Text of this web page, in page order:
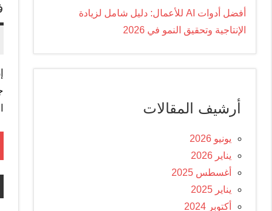
أفضل أدوات AI للأعمال: دليل شامل لزيادة
الإنتاجية وتحقيق النمو في 2026
أرشيف المقالات
يونيو 2026
يناير 2026
أغسطس 2025
يناير 2025
أكتوبر 2024